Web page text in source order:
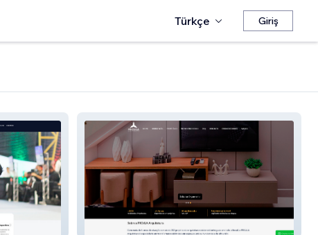
Türkçe Giriş
Projla Arquitetura